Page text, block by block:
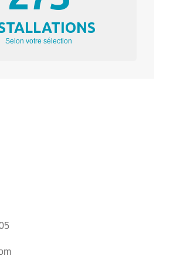
Selon votre sélection